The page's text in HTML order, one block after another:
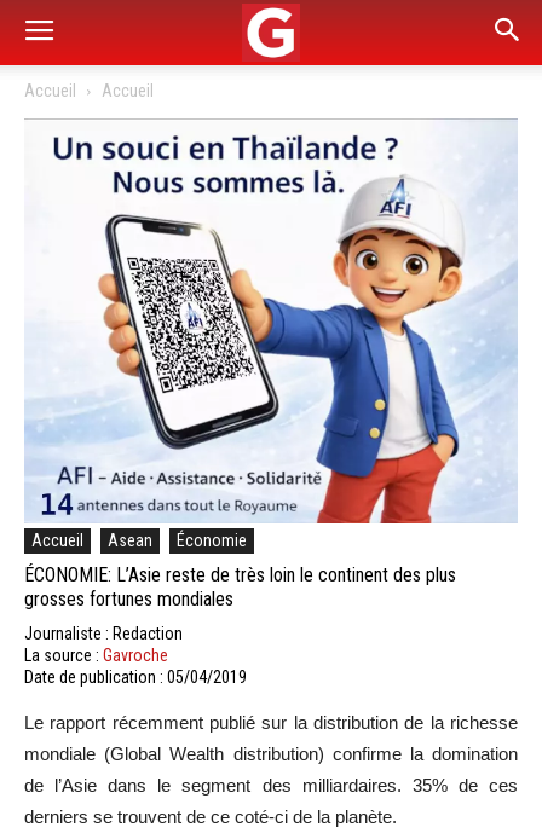
Accueil Accueil
Accueil Asean Économie
ÉCONOMIE: L’Asie reste de très loin le continent des plus
grosses fortunes mondiales
Journaliste : Redaction
La source : Gavroche
Date de publication : 05/04/2019
Le rapport récemment publié sur la distribution de la richesse
mondiale (Global Wealth distribution) confirme la domination
de l’Asie dans le segment des milliardaires. 35% de ces
derniers se trouvent de ce coté-ci de la planète.